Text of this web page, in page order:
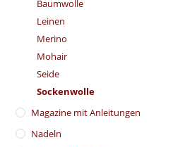
Baumwolle
Leinen
Merino
Mohair
Seide
Sockenwolle
Magazine mit Anleitungen
Nadeln